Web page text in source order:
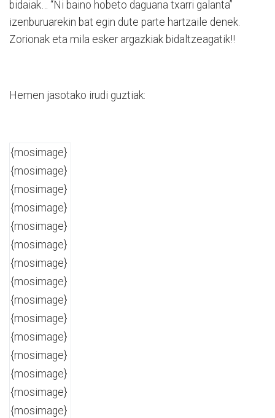
bidaiak… “Ni baino hobeto daguana txarri galanta”
izenburuarekin bat egin dute parte hartzaile denek.
Zorionak eta mila esker argazkiak bidaltzeagatik!!
Hemen jasotako irudi guztiak:
{mosimage}
{mosimage}
{mosimage}
{mosimage}
{mosimage}
{mosimage}
{mosimage}
{mosimage}
{mosimage}
{mosimage}
{mosimage}
{mosimage}
{mosimage}
{mosimage}
{mosimage}